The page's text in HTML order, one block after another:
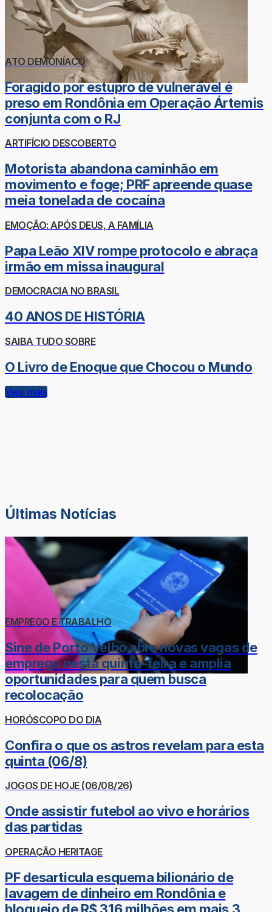
ATO DEMONÍACO
Foragido por estupro de vulnerável é
preso em Rondônia em Operação Ártemis
conjunta com o RJ
ARTIFÍCIO DESCOBERTO
Motorista abandona caminhão em
movimento e foge; PRF apreende quase
meia tonelada de cocaína
EMOÇÃO: APÓS DEUS, A FAMÍLIA
Papa Leão XIV rompe protocolo e abraça
irmão em missa inaugural
DEMOCRACIA NO BRASIL
40 ANOS DE HISTÓRIA
SAIBA TUDO SOBRE
O Livro de Enoque que Chocou o Mundo
Veja mais
Últimas Notícias
EMPREGO E TRABALHO
Sine de Porto Velho abre novas vagas de
emprego nesta quinta-feira e amplia
oportunidades para quem busca
recolocação
HORÓSCOPO DO DIA
Confira o que os astros revelam para esta
quinta (06/8)
JOGOS DE HOJE (06/08/26)
Onde assistir futebol ao vivo e horários
das partidas
OPERAÇÃO HERITAGE
PF desarticula esquema bilionário de
lavagem de dinheiro em Rondônia e